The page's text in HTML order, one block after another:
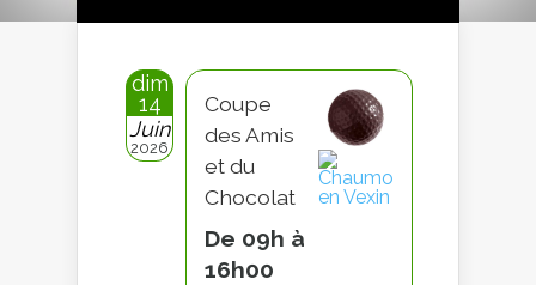
dim
14
Juin
2026
Coupe
des Amis
et du
Chocolat
De 09h à
16h00